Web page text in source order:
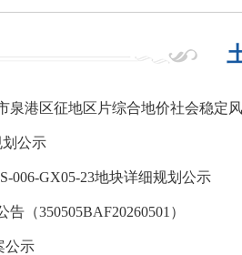
泉港区征地区片综合地价社会稳定
划公示
006-GX05-23地块详细规划公示
（350505BAF20260501）
公示